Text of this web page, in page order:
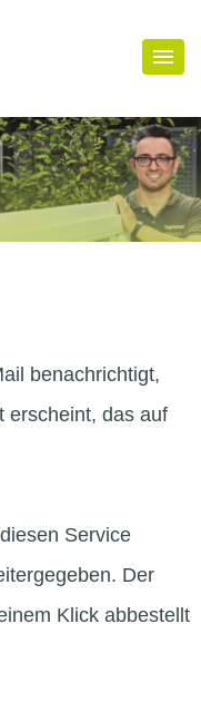
benachrichtigt,
erscheint, das auf
Service
Der
Klick abbestellt